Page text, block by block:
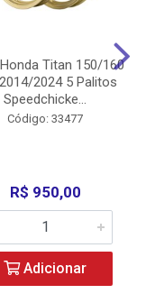
Titan 150/160
2024 5 Palitos
Speedchicke...
Código: 33477
R$ 950,00
Adicionar